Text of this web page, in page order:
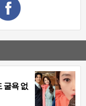
굴욕 없